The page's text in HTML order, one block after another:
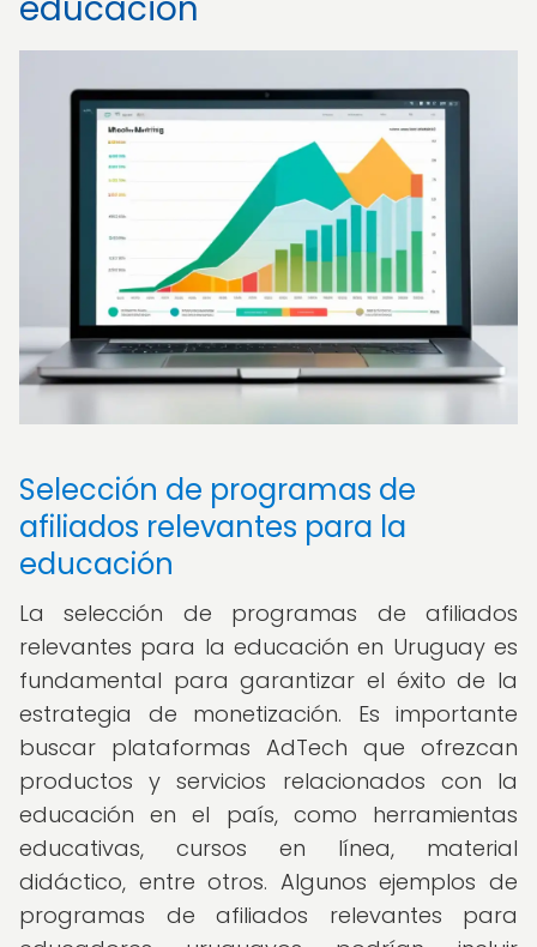
Selección de programas de
afiliados relevantes para la
educación
La selección de programas de afiliados
relevantes para la educación en Uruguay es
fundamental para garantizar el éxito de la
estrategia de monetización. Es importante
buscar plataformas AdTech que ofrezcan
productos y servicios relacionados con la
educación en el país, como herramientas
educativas, cursos en línea, material
didáctico, entre otros. Algunos ejemplos de
programas de afiliados relevantes para